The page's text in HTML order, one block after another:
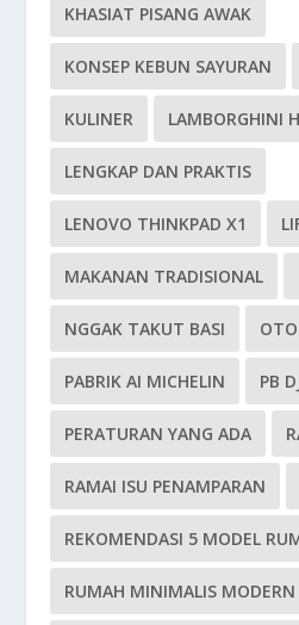
KHASIAT PISANG AWAK
KONSEP KEBUN SAYURAN
KULINER LAMBORGHINI
LENGKAP DAN PRAKTIS
LENOVO THINKPAD X1
MAKANAN TRADISIONAL
NGGAK TAKUT BASI
PABRIK AI MICHELIN PB
PERATURAN YANG ADA
RAMAI ISU PENAMPARAN
REKOMENDASI 5 MODEL
RUMAH MINIMALIS MODERN